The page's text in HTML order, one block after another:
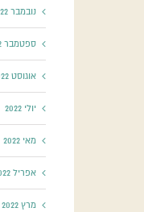
נובמבר 2022
ספטמבר 2022
אוגוסט 2022
יולי 2022
מאי 2022
אפריל 2022
מרץ 2022